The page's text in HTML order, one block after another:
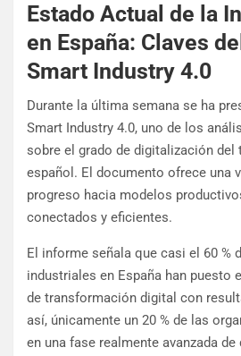
Estado Actual de la
en España: Claves
Smart Industry 4.0
Durante la última semana se ha
Smart Industry 4.0, uno de los
sobre el grado de digitalización del
español. El documento ofrece una
progreso hacia modelos
conectados y eficientes.
El informe señala que casi el 60 %
industriales en España han puesto
de transformación digital con
así, únicamente un 20 % de las
en una fase realmente avanzada